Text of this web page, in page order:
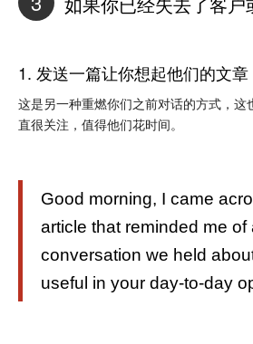
1. 发送一篇让你想起他们的文章
这是另一种重燃你们之前对话的方式，这
直很关注，值得他们花时间。
Good morning, I came
article that reminded me of
conversation we held
useful in your day-to-day